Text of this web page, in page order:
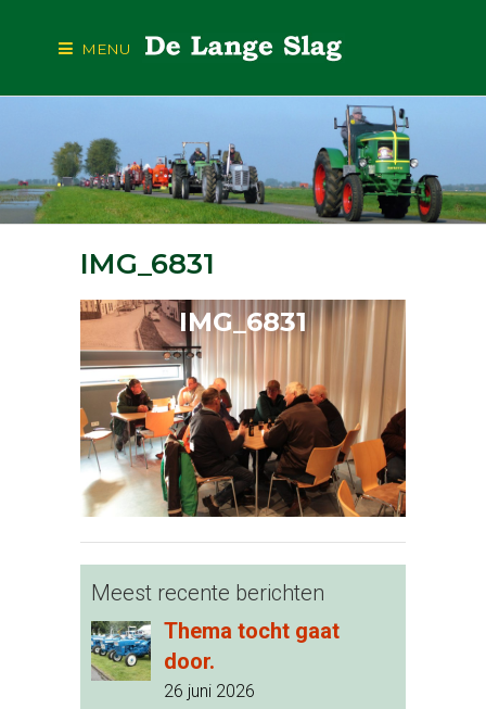
MENU
IMG_6831
IMG_6831
Meest recente berichten
Thema tocht gaat
door.
26 juni 2026